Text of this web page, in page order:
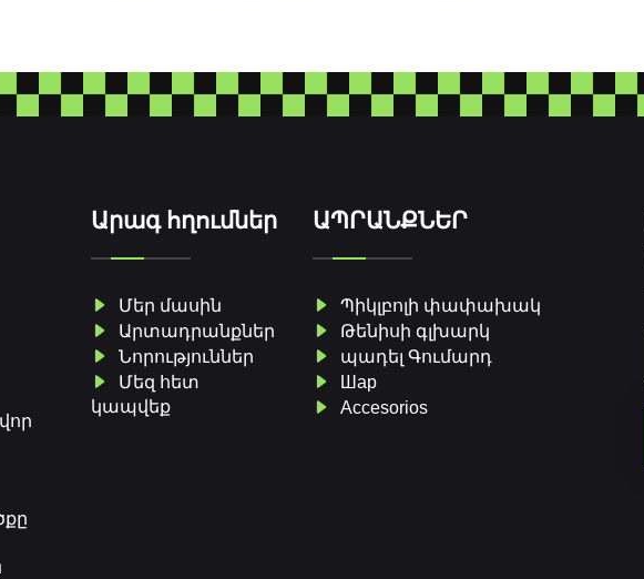
Արագ հղումներ
Մեր մասին
Արտադրանքներ
Նորություններ
Մեզ հետ
կապվեք
ԱՊՐԱՆՔՆԵՐ
Պիկլբոլի փափախակ
Թենիսի գլխարկ
պադել Գումարդ
Шар
Accesorios